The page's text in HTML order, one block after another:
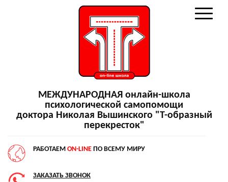
МЕЖДУНАРОДНАЯ онлайн-школа
психологической самопомощи
доктора Николая Вышинского "Т-образный
перекресток"
РАБОТАЕМ ON-LINE ПО ВСЕМУ МИРУ
ЗАКАЗАТЬ ЗВОНОК